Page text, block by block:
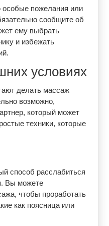
особые пожелания или
сообщите об
ему выбрать
и избежать
условиях
делать массаж
возможно,
который может
техники, которые
способ расслабиться
Вы можете
чтобы проработать
как поясница или